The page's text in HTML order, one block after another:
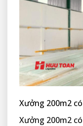
Xưởng 200m2
Xưởng 200m2 có